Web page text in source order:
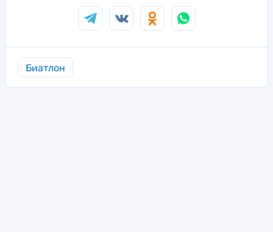
Биатлон